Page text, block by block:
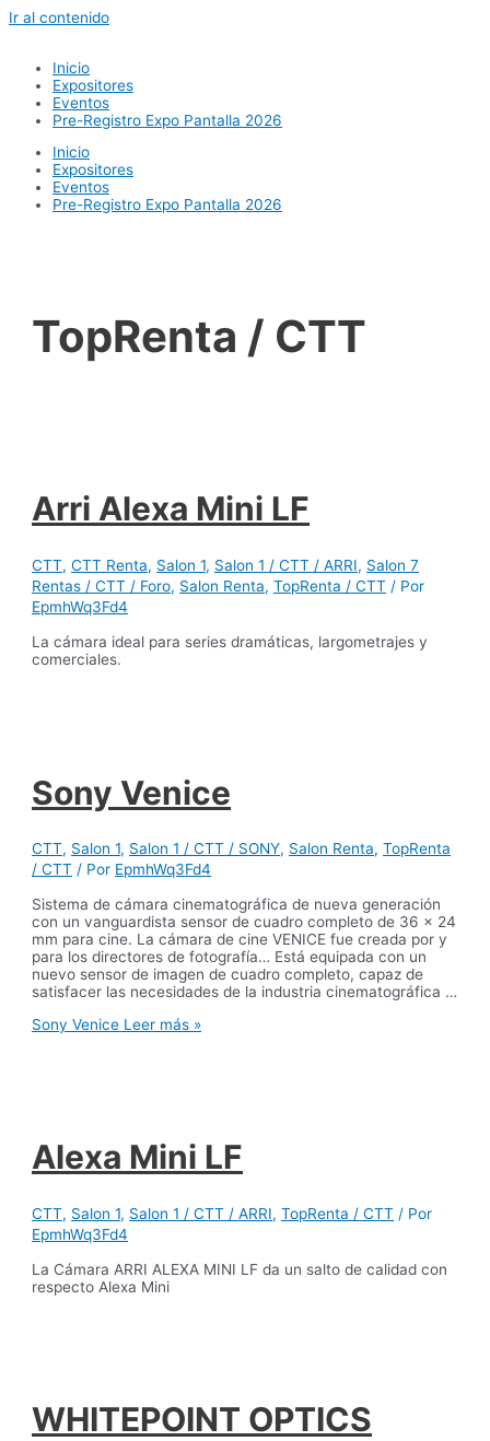
Ir al contenido
Inicio
Expositores
Eventos
Pre-Registro Expo Pantalla 2026
Inicio
Expositores
Eventos
Pre-Registro Expo Pantalla 2026
TopRenta / CTT
Arri Alexa Mini LF
CTT,CTT Renta, Salon 1, Salon 1 / CTT / ARRI, Salon 7
Rentas / CTT / Foro, Salon Renta,TopRenta / CTT / Por
EpmhWq3Fd4
La cámara ideal para series dramáticas, largometrajes y
comerciales.
Sony Venice
CTT, Salon 1, Salon 1 / CTT / SONY, Salon Renta,TopRenta
/ CTT / Por EpmhWq3Fd4
Sistema de cámara cinematográfica de nueva generación
con un vanguardista sensor de cuadro completo de 36 x 24
mm para cine. La cámara de cine VENICE fue creada por y
para los directores de fotografía… Está equipada con un
nuevo sensor de imagen de cuadro completo, capaz de
satisfacer las necesidades de la industria cinematográfica …
Sony Venice Leer más »
Alexa Mini LF
CTT, Salon 1, Salon 1 / CTT / ARRI,TopRenta / CTT / Por
EpmhWq3Fd4
La Cámara ARRI ALEXA MINI LF da un salto de calidad con
respecto Alexa Mini
WHITEPOINT OPTICS